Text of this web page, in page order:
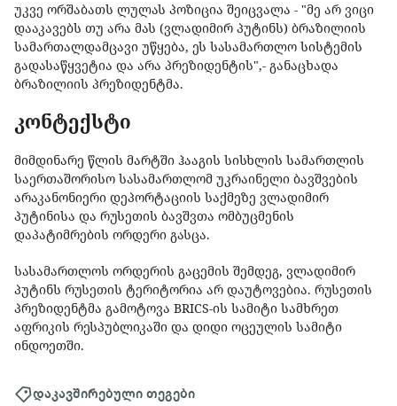
უკვე ორშაბათს ლულას პოზიცია შეიცვალა - "მე არ ვიცი
დააკავებს თუ არა მას (ვლადიმირ პუტინს) ბრაზილიის
სამართალდამცავი უწყება, ეს სასამართლო სისტემის
გადასაწყვეტია და არა პრეზიდენტის",- განაცხადა
ბრაზილიის პრეზიდენტმა.
კონტექსტი
მიმდინარე წლის მარტში ჰააგის სისხლის სამართლის
საერთაშორისო სასამართლომ უკრაინელი ბავშვების
არაკანონიერი დეპორტაციის საქმეზე ვლადიმირ
პუტინისა და რუსეთის ბავშვთა ომბუცმენის
დაპატიმრების ორდერი გასცა.
სასამართლოს ორდერის გაცემის შემდეგ, ვლადიმირ
პუტინს რუსეთის ტერიტორია არ დაუტოვებია. რუსეთის
პრეზიდენტმა გამოტოვა BRICS-ის სამიტი სამხრეთ
აფრიკის რესპუბლიკაში და დიდი ოცეულის სამიტი
ინდოეთში.
დაკავშირებული თეგები